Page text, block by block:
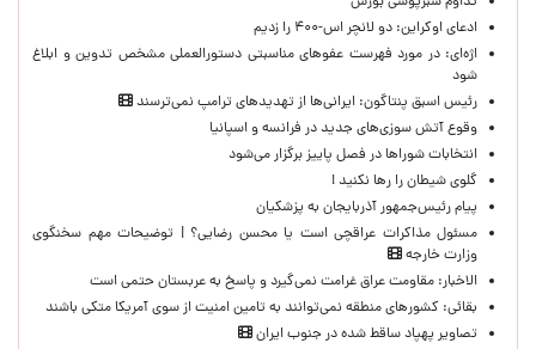
ادعای اوکراین: دو لانچر اس-۴۰۰ را زدیم
اژه‌ای: در مورد فهرست عفوهای مناسبتی دستورالعملی مشخص تدوین و ابلاغ
شود
رئیس اسبق پنتاگون: ایرانی‌ها از تهدیدهای ترامپ نمی‌ترسند
وقوع آتش سوزی‌های جدید در فرانسه و اسپانیا
انتخابات شوراها در فصل پاییز برگزار می‌شود
گلوی شیطان را رها نکنید !
پیام رئیس‌جمهور آذربایجان به پزشکیان
مسئول مذاکرات عراقچی است یا محسن رضایی؟ | توضیحات مهم سخنگوی
وزارت خارجه
الاخبار: مقاومت عراق غرامت نمی‌گیرد و پاسخ به عربستان حتمی است
بقائی: کشورهای منطقه نمی‌توانند به تامین امنیت از سوی آمریکا متکی باشند
تصاویر پهپاد ساقط شده در جنوب ایران